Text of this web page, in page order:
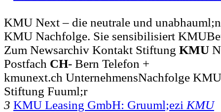
KMU Next – die neutrale und
KMU Nachfolge. Sie sensibilisiert
Zum Newsarchiv Kontakt Stiftung KMU
Postfach CH- Bern Telefon +
kmunext.ch UnternehmensNachfolge
Stiftung Fuuml;r
3 KMU Leasing GmbH: Gruuml;ezi KMU